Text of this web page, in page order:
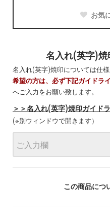
お気
名入れ(英字)焼
名入れ(英字)焼印については仕
希望の方は、必ず下記ガイドラ
へご入力をお願い致します。
＞＞名入れ(英字)焼印ガイド
(※別ウィンドウで開きます）
この商品につ